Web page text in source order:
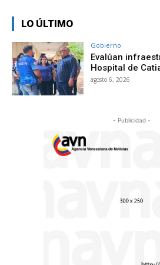
LO ÚLTIMO
Gobierno
Evalúan
Hospital de
agosto 6, 2026
- Publicidad -